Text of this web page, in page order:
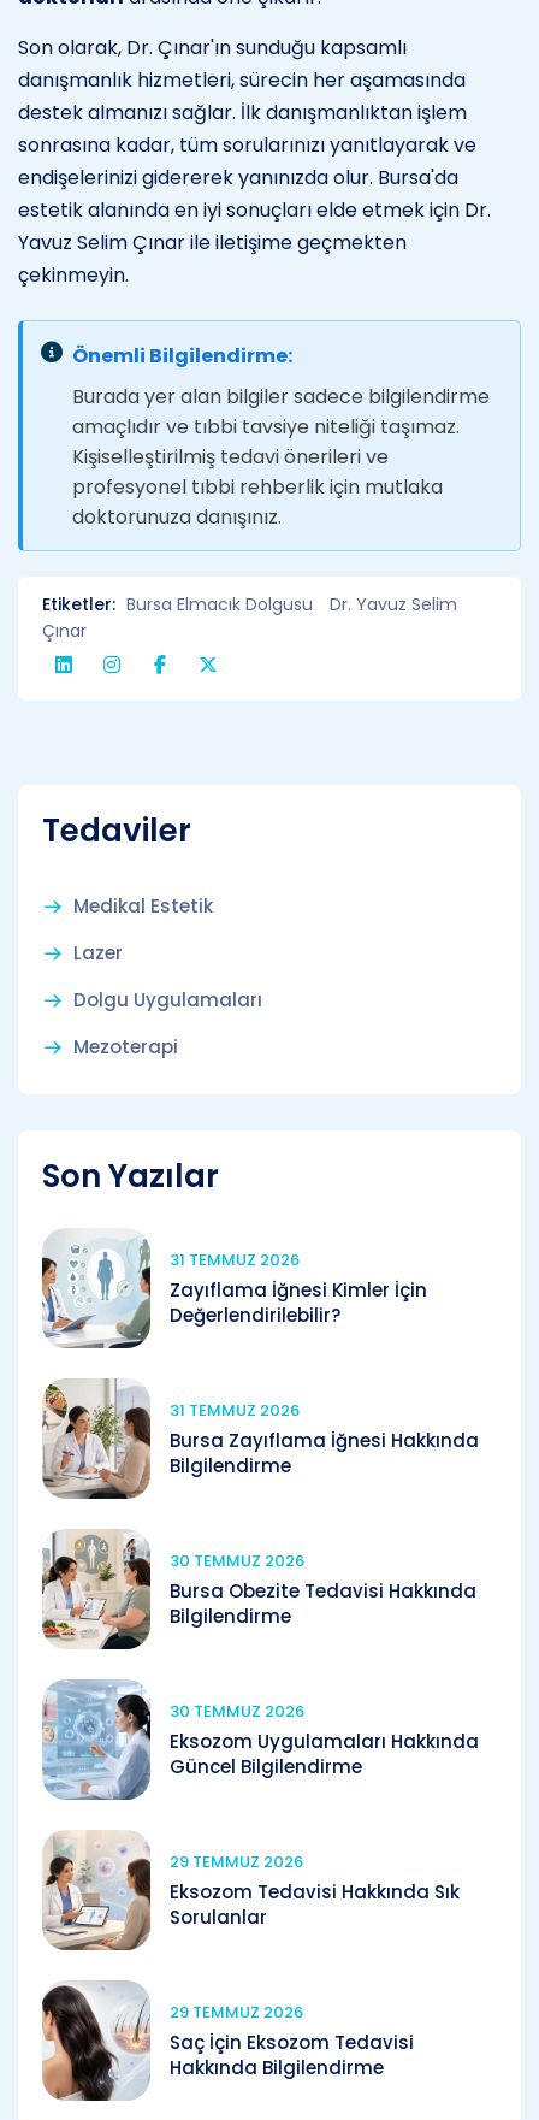
Son olarak, Dr. Çınar'ın sunduğu kapsamlı
danışmanlık hizmetleri, sürecin her aşamasında
destek almanızı sağlar. İlk danışmanlıktan işlem
sonrasına kadar, tüm sorularınızı yanıtlayarak ve
endişelerinizi gidererek yanınızda olur. Bursa'da
estetik alanında en iyi sonuçları elde etmek için Dr.
Yavuz Selim Çınar ile iletişime geçmekten
çekinmeyin.
Önemli Bilgilendirme:
Burada yer alan bilgiler sadece bilgilendirme
amaçlıdır ve tıbbi tavsiye niteliği taşımaz.
Kişiselleştirilmiş tedavi önerileri ve
profesyonel tıbbi rehberlik için mutlaka
doktorunuza danışınız.
Etiketler: Bursa Elmacık Dolgusu
Dr. Yavuz Selim
Çınar
Tedaviler
Medikal Estetik
Lazer
Dolgu Uygulamaları
Mezoterapi
Son Yazılar
31 TEMMUZ 2026
Zayıflama İğnesi Kimler İçin
Değerlendirilebilir?
31 TEMMUZ 2026
Bursa Zayıflama İğnesi Hakkında
Bilgilendirme
30 TEMMUZ 2026
Bursa Obezite Tedavisi Hakkında
Bilgilendirme
30 TEMMUZ 2026
Eksozom Uygulamaları Hakkında
Güncel Bilgilendirme
29 TEMMUZ 2026
Eksozom Tedavisi Hakkında Sık
Sorulanlar
29 TEMMUZ 2026
Saç İçin Eksozom Tedavisi
Hakkında Bilgilendirme